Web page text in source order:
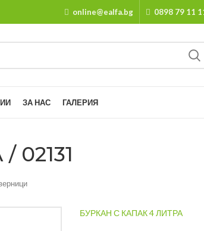
online@ealfa.bg 0898 79 11
ЗА НАС ГАЛЕРИЯ
БУРКАН С КАПАК 4 ЛИТРА